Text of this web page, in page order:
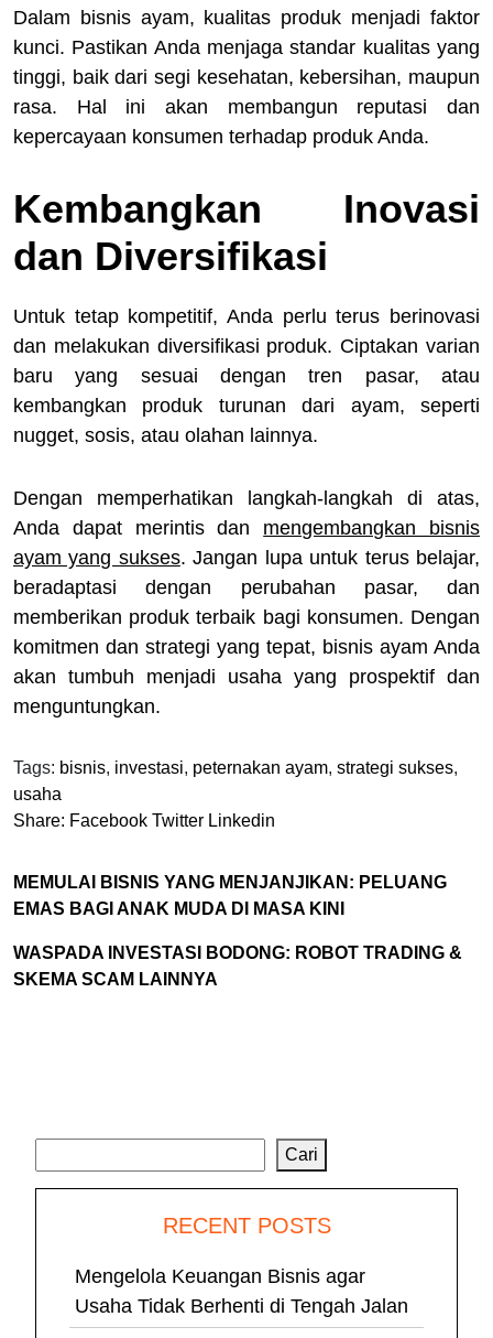
Dalam bisnis ayam, kualitas produk menjadi faktor
kunci. Pastikan Anda menjaga standar kualitas yang
tinggi, baik dari segi kesehatan, kebersihan, maupun
rasa. Hal ini akan membangun reputasi dan
kepercayaan konsumen terhadap produk Anda.
Kembangkan Inovasi
dan Diversifikasi
Untuk tetap kompetitif, Anda perlu terus berinovasi
dan melakukan diversifikasi produk. Ciptakan varian
baru yang sesuai dengan tren pasar, atau
kembangkan produk turunan dari ayam, seperti
nugget, sosis, atau olahan lainnya.
Dengan memperhatikan langkah-langkah di atas,
Anda dapat merintis dan mengembangkan bisnis
ayam yang sukses. Jangan lupa untuk terus belajar,
beradaptasi dengan perubahan pasar, dan
memberikan produk terbaik bagi konsumen. Dengan
komitmen dan strategi yang tepat, bisnis ayam Anda
akan tumbuh menjadi usaha yang prospektif dan
menguntungkan.
Tags: bisnis, investasi, peternakan ayam, strategi sukses,
usaha
Share: Facebook Twitter Linkedin
MEMULAI BISNIS YANG MENJANJIKAN: PELUANG
EMAS BAGI ANAK MUDA DI MASA KINI
WASPADA INVESTASI BODONG: ROBOT TRADING &
SKEMA SCAM LAINNYA
Cari
RECENT POSTS
Mengelola Keuangan Bisnis agar
Usaha Tidak Berhenti di Tengah Jalan